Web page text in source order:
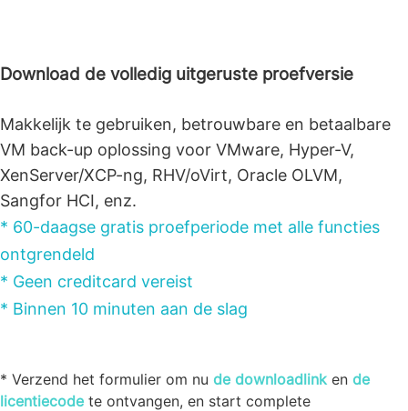
Download de volledig uitgeruste proefversie
Makkelijk te gebruiken, betrouwbare en betaalbare
VM back-up oplossing voor VMware, Hyper-V,
XenServer/XCP-ng, RHV/oVirt, Oracle OLVM,
Sangfor HCI, enz.
* 60-daagse gratis proefperiode met alle functies
ontgrendeld
* Geen creditcard vereist
* Binnen 10 minuten aan de slag
* Verzend het formulier om nu de downloadlink en de
licentiecodete ontvangen, en start complete